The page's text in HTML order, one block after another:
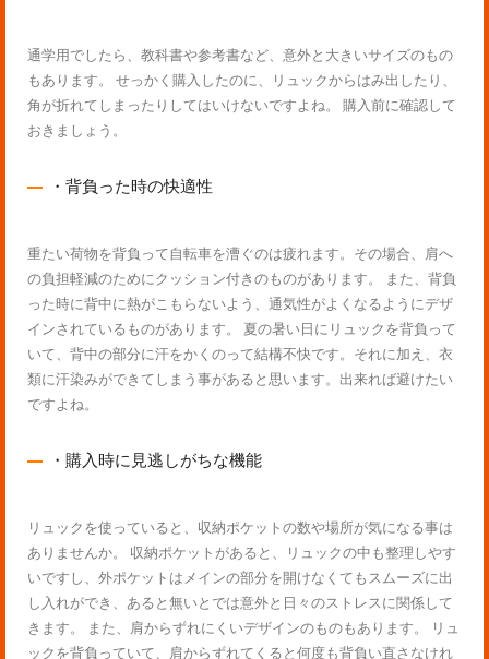
通学用でしたら、教科書や参考書など、意外と大きいサイズのもの
もあります。 せっかく購入したのに、リュックからはみ出したり、
角が折れてしまったりしてはいけないですよね。 購入前に確認して
おきましょう。
・背負った時の快適性
重たい荷物を背負って自転車を漕ぐのは疲れます。その場合、肩へ
の負担軽減のためにクッション付きのものがあります。 また、背負
った時に背中に熱がこもらないよう、通気性がよくなるようにデザ
インされているものがあります。 夏の暑い日にリュックを背負って
いて、背中の部分に汗をかくのって結構不快です。それに加え、衣
類に汗染みができてしまう事があると思います。出来れば避けたい
ですよね。
・購入時に見逃しがちな機能
リュックを使っていると、収納ポケットの数や場所が気になる事は
ありませんか。 収納ポケットがあると、リュックの中も整理しやす
いですし、外ポケットはメインの部分を開けなくてもスムーズに出
し入れができ、あると無いとでは意外と日々のストレスに関係して
きます。 また、肩からずれにくいデザインのものもあります。 リュ
ックを背負っていて、肩からずれてくると何度も背負い直さなけれ